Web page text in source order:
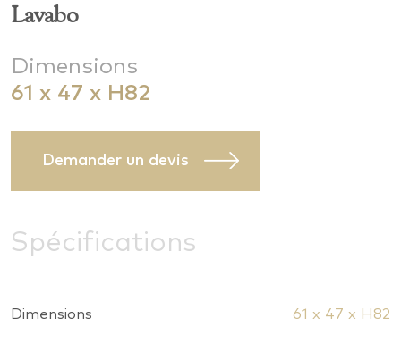
Lavabo
Dimensions
61 x 47 x H82
Demander un devis
Spécifications
Dimensions 61 x 47 x H82